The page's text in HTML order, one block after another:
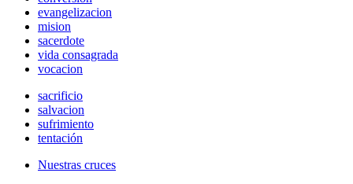
evangelizacion
mision
sacerdote
vida consagrada
vocacion
sacrificio
salvacion
sufrimiento
tentación
Nuestras cruces